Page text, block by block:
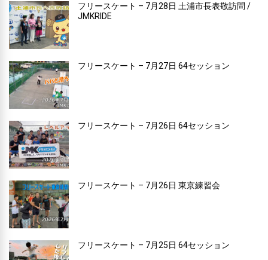
フリースケート – 7月28日 土浦市長表敬訪問 /
JMKRIDE
フリースケート – 7月27日 64セッション
フリースケート – 7月26日 64セッション
フリースケート – 7月26日 東京練習会
フリースケート – 7月25日 64セッション